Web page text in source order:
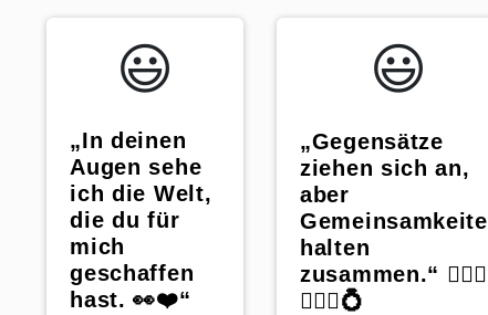
😃️
„In deinen
Augen sehe
ich die Welt,
die du für
mich
geschaffen
hast. 👀❤️“
😃️
„Gegensätze
ziehen sich an,
aber
halten
zusammen.“ 👰🏼‍♀️
🤵🏼‍♂️💍